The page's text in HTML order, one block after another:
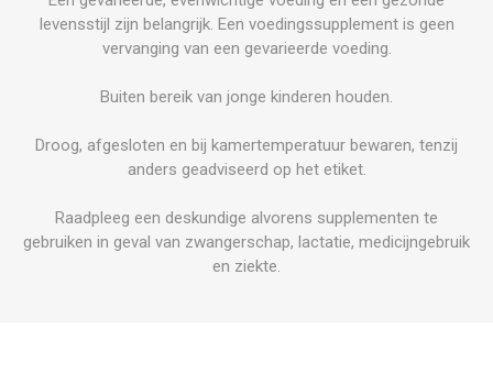
levensstijl zijn belangrijk. Een voedingssupplement is geen
vervanging van een gevarieerde voeding.
Buiten bereik van jonge kinderen houden.
Droog, afgesloten en bij kamertemperatuur bewaren, tenzij
anders geadviseerd op het etiket.
Raadpleeg een deskundige alvorens supplementen te
gebruiken in geval van zwangerschap, lactatie, medicijngebruik
en ziekte.